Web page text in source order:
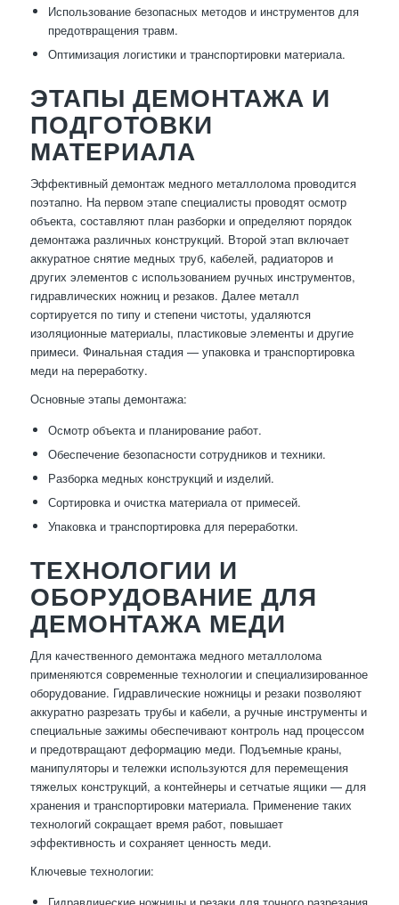
Использование безопасных методов и инструментов для
предотвращения травм.
Оптимизация логистики и транспортировки материала.
ЭТАПЫ ДЕМОНТАЖА И
ПОДГОТОВКИ
МАТЕРИАЛА
Эффективный демонтаж медного металлолома проводится
поэтапно. На первом этапе специалисты проводят осмотр
объекта, составляют план разборки и определяют порядок
демонтажа различных конструкций. Второй этап включает
аккуратное снятие медных труб, кабелей, радиаторов и
других элементов с использованием ручных инструментов,
гидравлических ножниц и резаков. Далее металл
сортируется по типу и степени чистоты, удаляются
изоляционные материалы, пластиковые элементы и другие
примеси. Финальная стадия — упаковка и транспортировка
меди на переработку.
Основные этапы демонтажа:
Осмотр объекта и планирование работ.
Обеспечение безопасности сотрудников и техники.
Разборка медных конструкций и изделий.
Сортировка и очистка материала от примесей.
Упаковка и транспортировка для переработки.
ТЕХНОЛОГИИ И
ОБОРУДОВАНИЕ ДЛЯ
ДЕМОНТАЖА МЕДИ
Для качественного демонтажа медного металлолома
применяются современные технологии и специализированное
оборудование. Гидравлические ножницы и резаки позволяют
аккуратно разрезать трубы и кабели, а ручные инструменты и
специальные зажимы обеспечивают контроль над процессом
и предотвращают деформацию меди. Подъемные краны,
манипуляторы и тележки используются для перемещения
тяжелых конструкций, а контейнеры и сетчатые ящики — для
хранения и транспортировки материала. Применение таких
технологий сокращает время работ, повышает
эффективность и сохраняет ценность меди.
Ключевые технологии: